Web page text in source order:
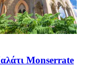
Monserrate